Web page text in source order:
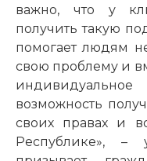
важно, что у
получить такую
помогает людям
свою проблему и
возможность
своих правах и
Республике», –